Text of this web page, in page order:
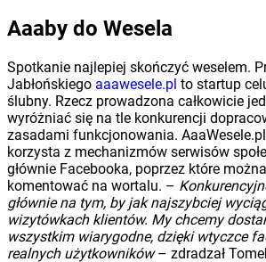
Aaaby do Wesela
Spotkanie najlepiej skończyć weselem.
Jabłońskiego aaawesele.pl to startup
ślubny. Rzecz prowadzona całkowicie
wyróżniać się na tle konkurencji
zasadami funkcjonowania.
korzysta z mechanizmów serwisów
głównie Facebooka, poprzez które
komentować na wortalu. –
głównie na tym, by jak najszybciej
wizytówkach klientów. My chcemy
wszystkim wiarygodne, dzięki wtyczce
realnych użytkowników– zdradzał